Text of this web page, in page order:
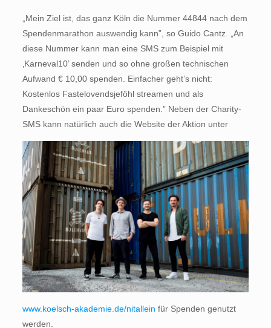
„Mein Ziel ist, das ganz Köln die Nummer 44844 nach dem
Spendenmarathon auswendig kann”, so Guido Cantz. „An
diese Nummer kann man eine SMS zum Beispiel mit
‚Karneval10’ senden und so ohne großen technischen
Aufwand € 10,00 spenden. Einfacher geht’s nicht:
Kostenlos Fastelovendsjeföhl streamen und als
Dankeschön ein paar Euro spenden.” Neben der Charity-
SMS kann natürlich auch die Website der Aktion unter
www.koelsch-akademie.de/nitallein für Spenden genutzt
werden.